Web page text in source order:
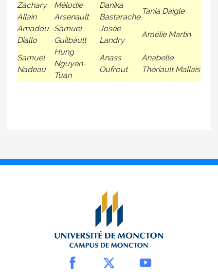
Zachary
Allain
Mélodie
Arsenault
Danika
Bastarache
Tania Daigle
Amadou
Diallo
Samuel
Guilbault
Josée
Landry
Amélie Martin
Samuel
Nadeau
Hung
Nguyen-
Tuan
Anass
Oufrout
Anabelle
Thériault Mallais